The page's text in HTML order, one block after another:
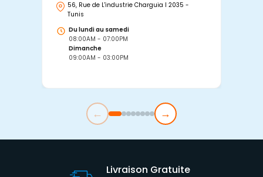
56, Rue de L'industrie Charguia I 2035 -
Tunis
Du lundi au samedi
08:00AM - 07:00PM
Dimanche
09:00AM - 03:00PM
← →
Livraison Gratuite